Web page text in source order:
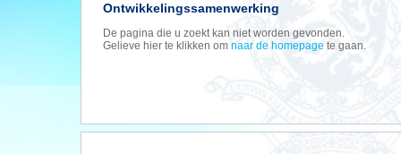
Ontwikkelingssamenwerking
De pagina die u zoekt kan niet worden gevonden.
Gelieve hier te klikken om naar de homepage te gaan.